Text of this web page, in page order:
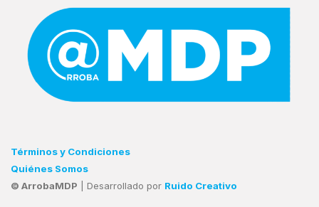
Términos y Condiciones
Quiénes Somos
© ArrobaMDP | Desarrollado por Ruido Creativo